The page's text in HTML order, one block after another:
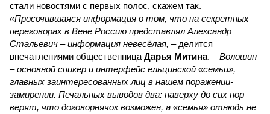
стали новостями с первых полос, скажем так.
«Просочившаяся информация о том, что на секретных
переговорах в Вене Россию представлял Александр
Стальевич – информация невесёлая, – делится
впечатлениями общественница Дарья Митина. –Волошин
– основной спикер и интерфейс ельцинской «семьи»,
главных заинтересованных лиц в нашем поражении-
замирении. Печальных выводов два: наверху до сих пор
верят, что договорнячок возможен, а «семья» отнюдь не